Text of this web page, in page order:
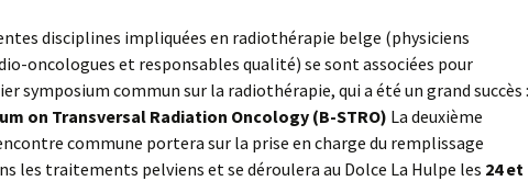
disciplines impliquées en radiothérapie belge (physiciens
oncologues et responsables qualité) se sont associées pour
symposium commun sur la radiothérapie, qui a été un grand succès :
on Transversal Radiation Oncology (B-STRO) La deuxième
commune portera sur la prise en charge du remplissage
les traitements pelviens et se déroulera au Dolce La Hulpe les 24 et